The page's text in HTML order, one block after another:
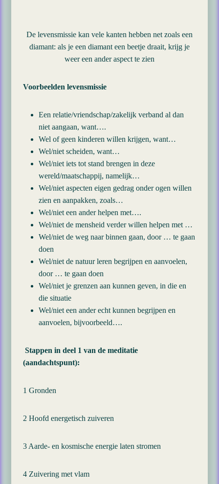
De levensmissie kan vele kanten hebben net zoals een
diamant: als je een diamant een beetje draait, krijg je
weer een ander aspect te zien
Voorbeelden levensmissie
Een relatie/vriendschap/zakelijk verband al dan
niet aangaan, want….
Wel of geen kinderen willen krijgen, want…
Wel/niet scheiden, want…
Wel/niet iets tot stand brengen in deze
wereld/maatschappij, namelijk…
Wel/niet aspecten eigen gedrag onder ogen willen
zien en aanpakken, zoals…
Wel/niet een ander helpen met….
Wel/niet de mensheid verder willen helpen met …
Wel/niet de weg naar binnen gaan, door … te gaan
doen
Wel/niet de natuur leren begrijpen en aanvoelen,
door … te gaan doen
Wel/niet je grenzen aan kunnen geven, in die en
die situatie
Wel/niet een ander echt kunnen begrijpen en
aanvoelen, bijvoorbeeld….
Stappen in deel 1 van de meditatie
(aandachtspunt):
1 Gronden
2 Hoofd energetisch zuiveren
3 Aarde- en kosmische energie laten stromen
4 Zuivering met vlam